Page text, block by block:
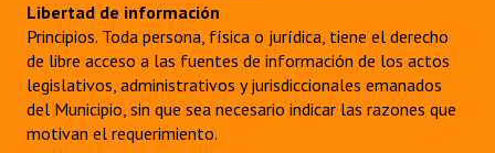
Libertad de información
Principios. Toda persona, física o jurídica, tiene el derecho
de libre acceso a las fuentes de información de los actos
legislativos, administrativos y jurisdiccionales emanados
del Municipio, sin que sea necesario indicar las razones que
motivan el requerimiento.